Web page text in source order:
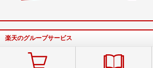
楽天のグループサービス